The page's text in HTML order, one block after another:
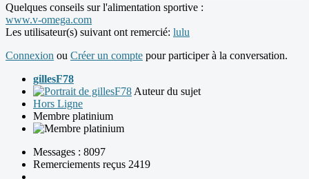
Quelques conseils sur l'alimentation sportive :
www.v-omega.com
Les utilisateur(s) suivant ont remercié: lulu
Connexion ou Créer un compte pour participer à la conversation.
gillesF78
Auteur du sujet
Hors Ligne
Membre platinium
Messages : 8097
Remerciements reçus 2419